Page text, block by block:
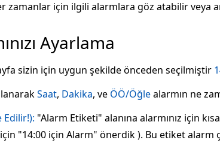
zamanlar için ilgili alarmlara göz atabilir veya
Ayarlama
sayfa sizin için uygun şekilde önceden seçilmiştir
Saat, Dakika, ve ÖÖ/Öğlealarmın ne
Edilir!): "Alarm Etiketi" alanına alarmınız için
"14:00 için Alarm" önerdik ). Bu etiket alarm